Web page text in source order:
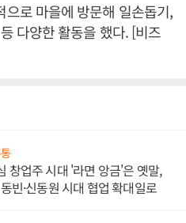
로 마을에 방문해 일손돕기,
다양한 활동을 했다. [비즈
창업주 시대 '라면 앙금'은 옛말,
빈·신동원 시대 협업 확대일로